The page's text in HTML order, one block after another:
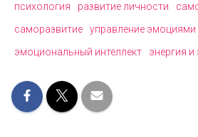
психология
развитие личности
саморазвитие
управление эмоциями
эмоциональный интеллект
энергия